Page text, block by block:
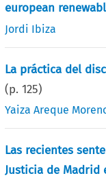
european
Jordi Ibiza
La práctica del
(p.125)
Yaiza Areque
Las recientes
Justicia de